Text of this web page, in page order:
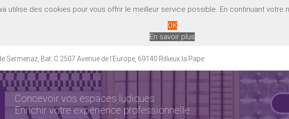
utilise des cookies pour vous offrir le meilleur service possible. En continuant votre
OK
En savoir plus
Sermenaz, Bat. C 2507 Avenue de l'Europe, 69140 Rillieux la Pape
Concevoir vos espaces ludiques
Enrichir votre expérience professionnelle